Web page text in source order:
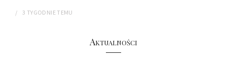
3 TYGODNIE TEMU
Aktualności